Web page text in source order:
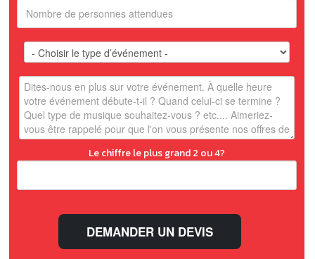
Le chiffre le plus grand 2 ou 4?